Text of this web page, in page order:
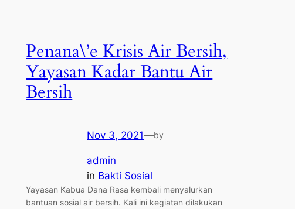
Penana\’e Krisis Air Bersih,
Yayasan Kadar Bantu Air
Bersih
Nov 3, 2021—by
admin
in Bakti Sosial
Yayasan Kabua Dana Rasa kembali menyalurkan
bantuan sosial air bersih. Kali ini kegiatan dilakukan